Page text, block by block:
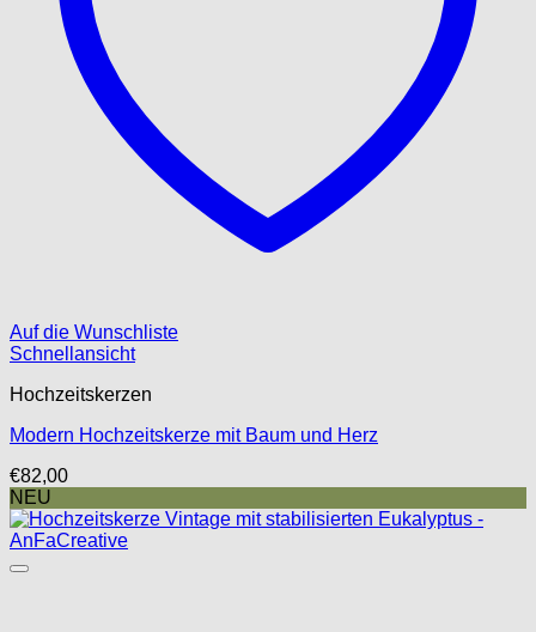
Auf die Wunschliste
Schnellansicht
Hochzeitskerzen
Modern Hochzeitskerze mit Baum und Herz
€82,00
NEU